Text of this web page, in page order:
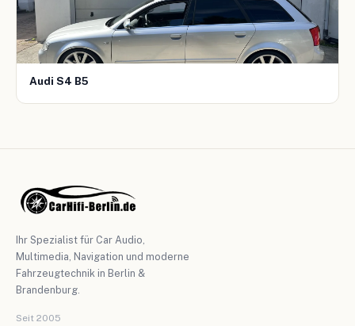
Audi S4 B5
Ihr Spezialist für Car Audio,
Multimedia, Navigation und moderne
Fahrzeugtechnik in Berlin &
Brandenburg.
Seit 2005